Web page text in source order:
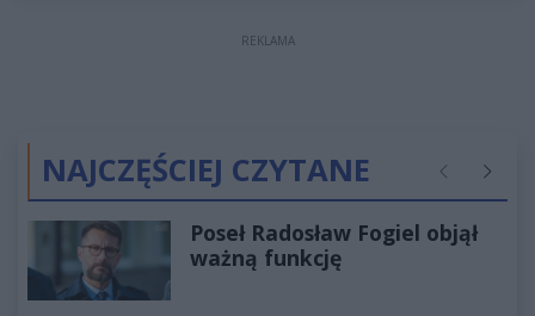
REKLAMA
NAJCZĘŚCIEJ CZYTANE Poprzednie
Poseł Radosław Fogiel objął
ważną funkcję